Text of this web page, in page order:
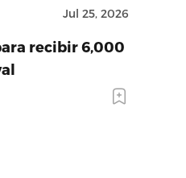
Jul 25, 2026
recibir 6,000